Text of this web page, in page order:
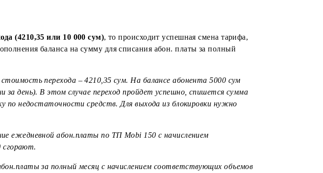
за месяц). В этом случае переход пройдет успешно, но произойдет
за 1 день по ТП Mobi 150 (7500 сум) и стоимость перехода будут списаны
за ТП Mobi 150 – 6 декабря. В этом случае остатки счетчиков от ТП
150 (Unlim минут по Узбекистану, 3 334 МБ, 334 SMS) со сроком действия
перехода (4210,35 или 10 000 сум), то происходит успешная смена тарифа,
пополнения баланса на сумму для списания абон. платы за полный